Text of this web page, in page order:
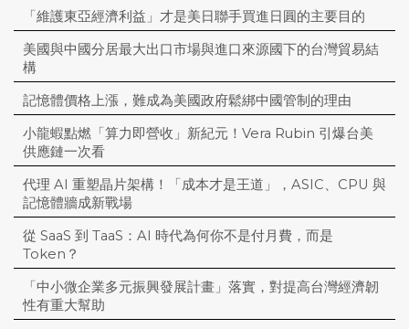
「維護東亞經濟利益」才是美日聯手買進日圓的主要目的
美國與中國分居最大出口市場與進口來源國下的台灣貿易結
構
記憶體價格上漲，難成為美國政府鬆綁中國管制的理由
小龍蝦點燃「算力即營收」新紀元！Vera Rubin 引爆台美
供應鏈一次看
代理 AI 重塑晶片架構！「成本才是王道」，ASIC、CPU 與
記憶體牆成新戰場
從 SaaS 到 TaaS：AI 時代為何你不是付月費，而是
Token？
「中小微企業多元振興發展計畫」落實，對提高台灣經濟韌
性有重大幫助